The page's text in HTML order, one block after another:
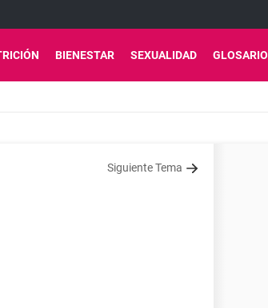
BIENESTAR SEXUALIDAD GLOSARIO
Siguiente Tema